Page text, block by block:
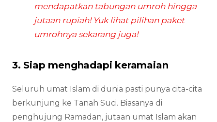
mendapatkan tabungan umroh hingga
jutaan rupiah! Yuk lihat pilihan paket
umrohnya sekarang juga!
3. Siap menghadapi keramaian
Seluruh umat Islam di dunia pasti punya cita-cita
berkunjung ke Tanah Suci. Biasanya di
penghujung Ramadan, jutaan umat Islam akan